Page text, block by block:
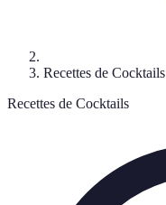
Recettes de Cocktails
Recettes de Cocktails